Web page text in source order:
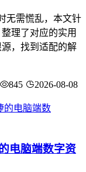
无需慌乱，本文针
理了对应的实用
，找到适配的解
845 2026-08-08
电脑端数字资